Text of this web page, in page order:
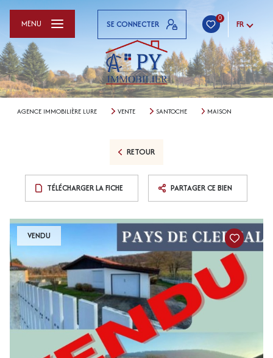
SE CONNECTER
0
FR
MENU
AGENCE IMMOBILIÈRE LURE VENTE SANTOCHE MAISON
RETOUR
TÉLÉCHARGER LA FICHE PARTAGER CE BIEN
VENDU